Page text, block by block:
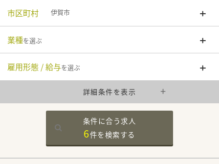
市区町村 伊賀市
業種を選ぶ
雇用形態 / 給与を選ぶ
詳細条件を表示
条件に合う求人
6件を検索する